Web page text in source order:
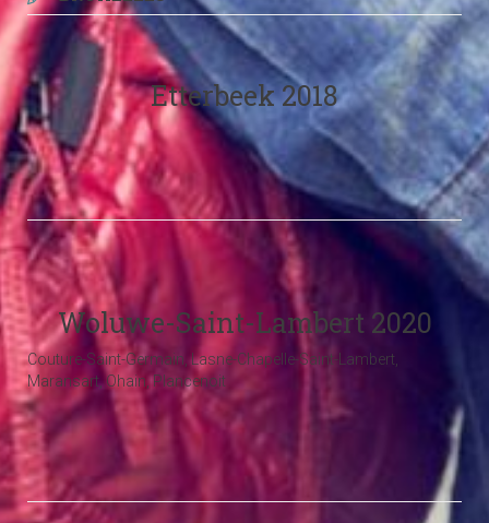
Etterbeek 2018
Woluwe-Saint-Lambert 2020
Couture-Saint-Germain, Lasne-Chapelle-Saint-Lambert,
Maransart, Ohain, Plancenoit